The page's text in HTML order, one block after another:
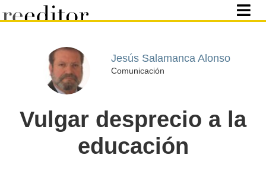
Jesús Salamanca Alonso
Comunicación
Vulgar desprecio a la
educación